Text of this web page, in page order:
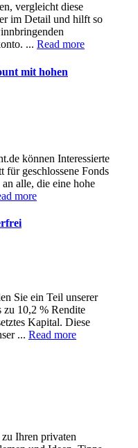
vergleicht diese
im Detail und hilft so
... Read more
mit hohen
können Interessierte
für geschlossene Fonds
alle, die eine hohe
more
Sie ein Teil unserer
zu 10,2 % Rendite
Kapital. Diese
... Read more
Ihren privaten